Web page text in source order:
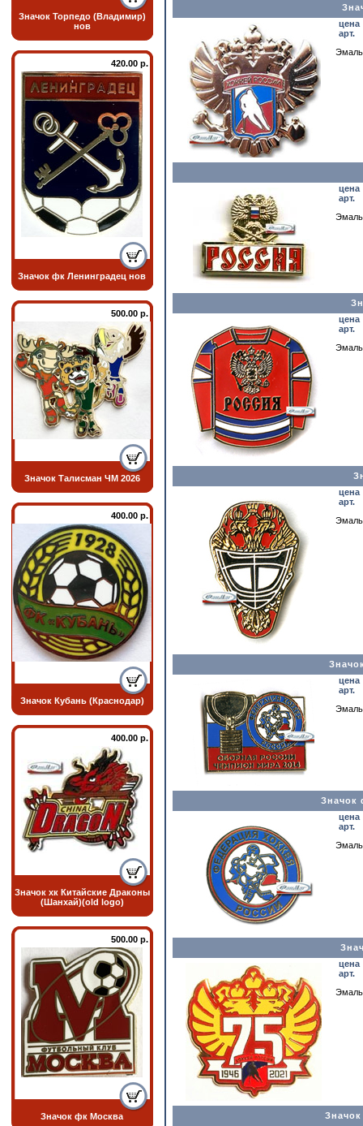
Значок Торпедо (Владимир)
нов
420.00 р.
Значок фк Ленинградец нов
500.00 р.
Значок Талисман ЧМ 2026
400.00 р.
Значок Кубань (Краснодар)
400.00 р.
Значок хк Китайские Драконы
(Шанхай)(old logo)
500.00 р.
Значок фк Москва
цена
арт.
цена
арт.
цена
арт.
цена
арт.
цена
арт.
Значок
цена
арт.
цена
арт.